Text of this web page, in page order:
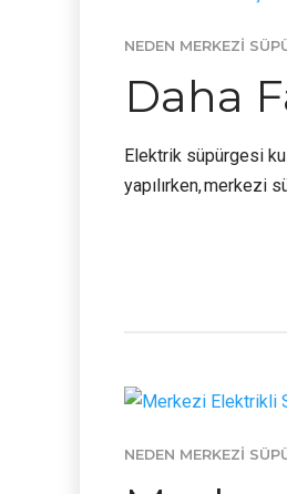
NEDEN MERKEZI
Daha
Elektrik süpürgesi
yapılırken, merkezi
NEDEN MERKEZI